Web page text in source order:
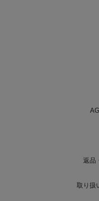
返品
取り扱